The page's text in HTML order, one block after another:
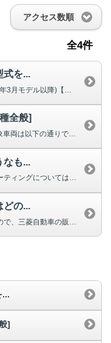
アクセス数順
全4件
式を...
全般]
令和6年10月から開始されるOBD検査の対象車両は以下の通りです。 ・ア...
なも...
三菱自動車でご用意している純正ボディコーティングについては、こちらをご覧く...
どの...
サービス工場の入庫状況により異なりますので、三菱自動車の販売店まで直接ご相...
...
]